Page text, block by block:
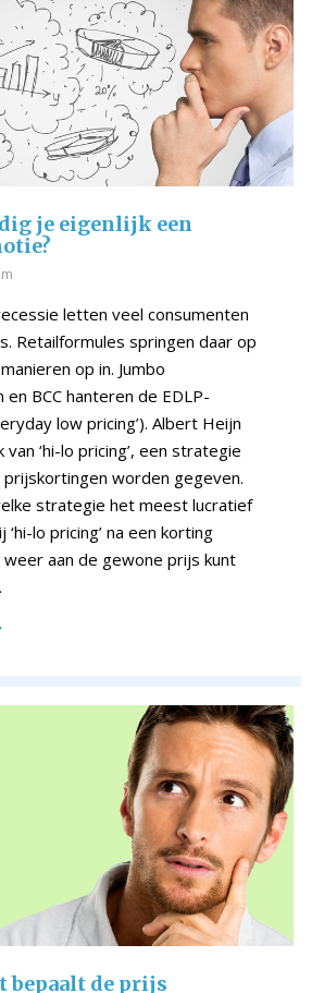
je eigenlijk een
letten veel consumenten
Retailformules springen daar op
op in. Jumbo
BCC hanteren de EDLP-
low pricing’). Albert Heijn
‘hi-lo pricing’, een strategie
worden gegeven.
strategie het meest lucratief
‘hi-lo pricing’ na een korting
aan de gewone prijs kunt
bepaalt de prijs